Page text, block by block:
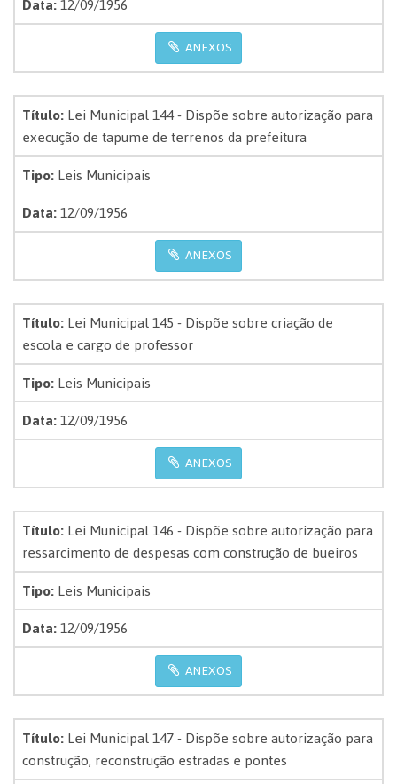
ANEXOS
Título:Lei Municipal 144 - Dispõe sobre autorização para
execução de tapume de terrenos da prefeitura
Tipo:Leis Municipais
Data:12/09/1956
ANEXOS
Título:Lei Municipal 145 - Dispõe sobre criação de
escola e cargo de professor
Tipo:Leis Municipais
Data:12/09/1956
ANEXOS
Título:Lei Municipal 146 - Dispõe sobre autorização para
ressarcimento de despesas com construção de bueiros
Tipo:Leis Municipais
Data:12/09/1956
ANEXOS
Título:Lei Municipal 147 - Dispõe sobre autorização para
construção, reconstrução estradas e pontes